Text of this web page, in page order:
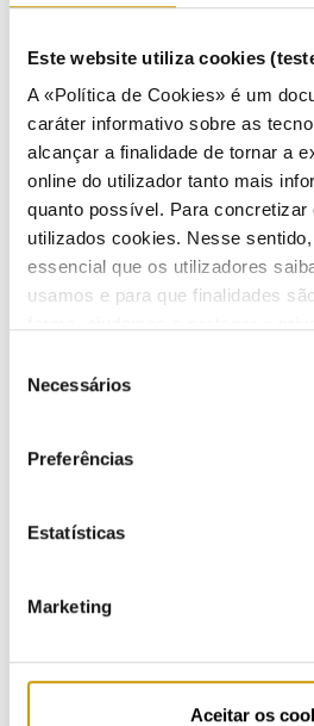
Este website utiliza cookies
A «Política de Cookies» é um
caráter informativo sobre as
alcançar a finalidade de tornar a
online do utilizador tanto mais
quanto possível. Para
utilizados cookies. Nesse
essencial que os utilizadores
usamos e para que finalidades
simples possível de usar. Para
sobre como são tratados os
Necessários
Preferências
Estatísticas
Marketing
Aceitar os
"Market integration of
Ação de Formação, realizada conjuntamente com
World of Practice e professor na Florence School of
Forum on Energy Regulation, que decorreu no Peru.
21/08/2023
Eduardo Teixeira, Direção de Mercados e Concorrência
Apresentação no X Encontro Anual da APEG -